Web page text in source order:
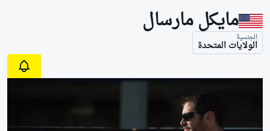
مايكل مارسال
الجنسية
الولايات المتحدة